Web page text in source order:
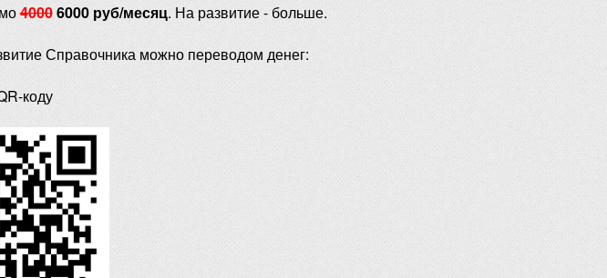
40006000 руб/месяц. На развитие - больше.
Справочника можно переводом денег:
коду